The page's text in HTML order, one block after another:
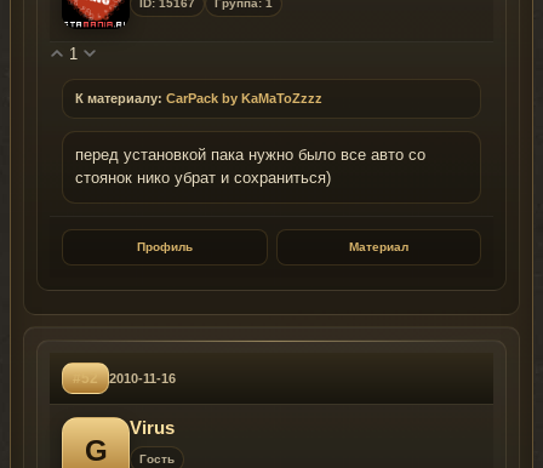
1
К материалу: CarPack by KaMaToZzzz
перед установкой пака нужно было все авто со
стоянок нико убрат и сохраниться)
Профиль Материал
#52 2010-11-16
G
Virus
Гость